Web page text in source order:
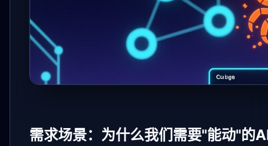
需求场景：为什么我们需要"能动"的